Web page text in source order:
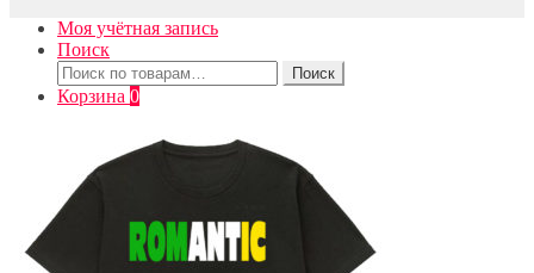
Моя учётная запись
Поиск
Искать:
Поиск
Корзина 0